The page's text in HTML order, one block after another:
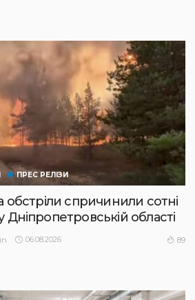
ПРЕС РЕЛІЗИ
обстріли спричинили сотні
області
06.08.2026 89